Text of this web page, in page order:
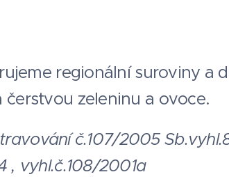
regionální suroviny a
čerstvou zeleninu a ovoce.
č.107/2005
, vyhl.č.108/2001a